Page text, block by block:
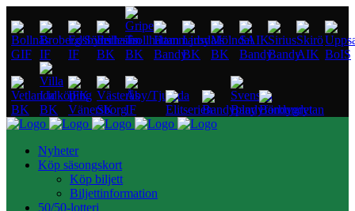
Nyheter
Köp säsongskort
Köp biljett
Biljettinformation
50/50-lotteri